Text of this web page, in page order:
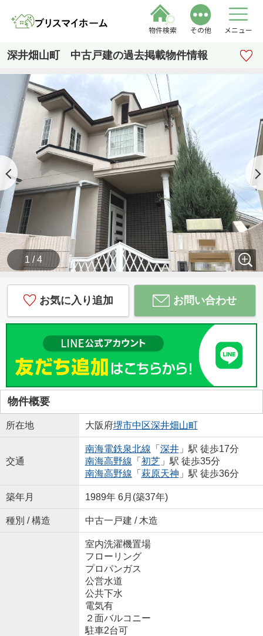
物件検索 その他 メニュー
深井畑山町 中古戸建の過去掲載物件情報
1 / 4
お気に入り追加 お問い合わせ
物件概要
所在地 大阪府堺市中区深井畑山町
交通
南海電鉄泉北線 「 深井」駅 徒歩17分
南海高野線 「 初芝」駅 徒歩35分
南海高野線 「 萩原天神 」駅 徒歩36分
築年月 1989年 6月(築37年)
種別 / 構造 中古一戸建 / 木造
室内洗濯機置場
フローリング
プロパンガス
公営水道
公共下水
電気有
２面バルコニー
駐車2台可